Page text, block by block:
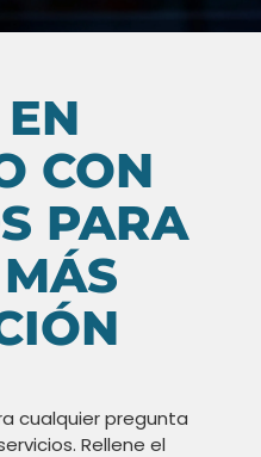
CON
PARA
cualquier pregunta
Rellene el